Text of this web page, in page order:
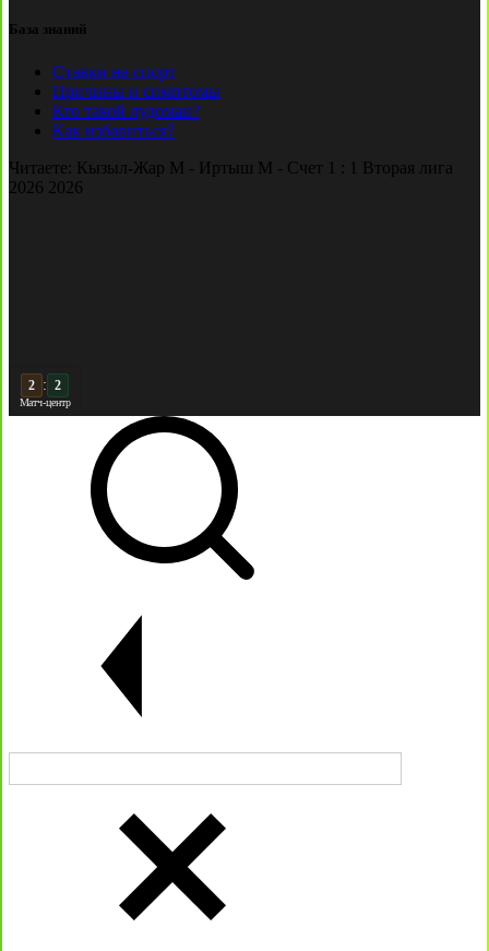
База знаний
Ставки на спорт
Причины и симптомы
Кто такой лудоман?
Как избавиться?
Читаете: Кызыл-Жар М - Иртыш М - Счет 1 : 1 Вторая лига
2026 2026
3 : 2
Матч-центр